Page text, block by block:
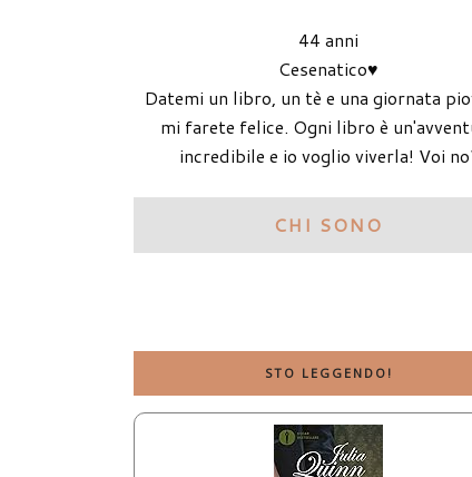
44 anni
Cesenatico♥
Datemi un libro, un tè e una giornata
mi farete felice. Ogni libro è
incredibile e io voglio viverla! Voi
CHI SONO
STO LEGGENDO!